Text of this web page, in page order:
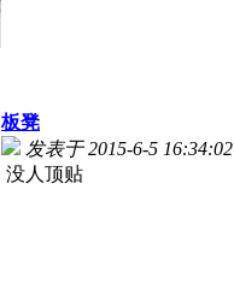
板凳
发表于 2015-6-5 16:34:02
没人顶贴